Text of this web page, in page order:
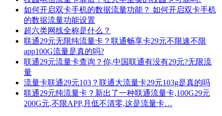
如何开启双卡手机的数据流量功能？ 如何开启双卡手机
的数据流量功能设置
超六类网线全称是什么？
联通29元无限纯流量卡？联通畅享卡29元不限速不限
app100G流量是真的吗?
联通29元流量卡查询？你,中国联通有没有29元?无限流
量
流量卡联通29元103？联通大流量卡29元103g是真的吗
联通29元纯流量卡？新出了一种联通流量卡,100G29元
200G元,不限APP,月低不清零,这是流量卡…